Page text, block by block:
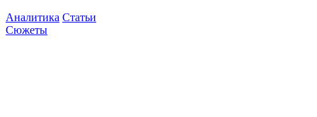
Аналитика Статьи
Сюжеты